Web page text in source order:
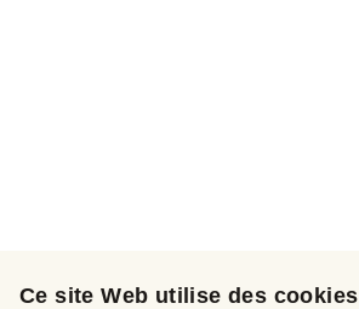
Ce site Web utilise des cookies